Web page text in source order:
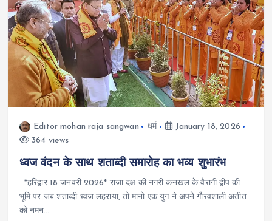
Editor mohan raja sangwan धर्म
January 18, 2026
364 views
ध्वज वंदन के साथ शताब्दी समारोह का भव्य शुभारंभ
*हरिद्वार 18 जनवरी 2026* राजा दक्ष की नगरी कनखल के वैरागी द्वीप की
भूमि पर जब शताब्दी ध्वज लहराया, तो मानो एक युग ने अपने गौरवशाली अतीत
को नमन…